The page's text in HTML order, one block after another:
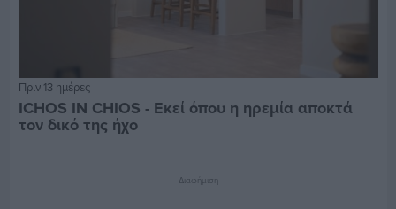
Πριν 13 ημέρες
ICHOS IN CHIOS - Εκεί όπου η ηρεμία αποκτά
τον δικό της ήχο
Διαφήμιση